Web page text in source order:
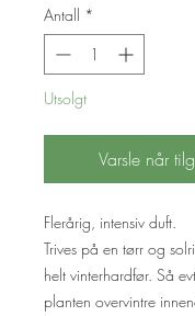
Antall *
Utsolgt
Varsle når
Flerårig, intensiv duft.
Trives på en tørr og
helt vinterhardfør. Så
planten overvintre